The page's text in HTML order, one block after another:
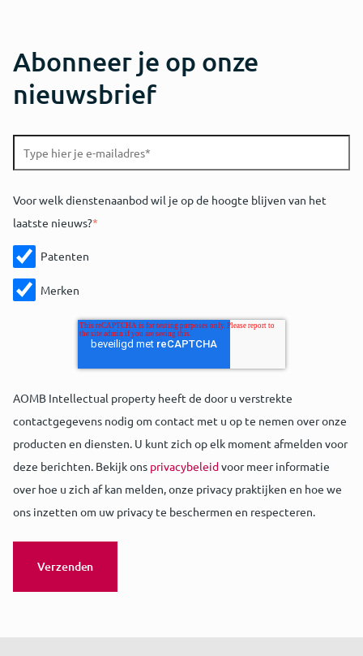
Abonneer je op onze
nieuwsbrief
Voor welk dienstenaanbod wil je op de hoogte blijven van het
laatste nieuws?*
Patenten
Merken
AOMB Intellectual property heeft de door u verstrekte
contactgegevens nodig om contact met u op te nemen over onze
producten en diensten. U kunt zich op elk moment afmelden voor
deze berichten. Bekijk ons privacybeleidvoor meer informatie
over hoe u zich af kan melden, onze privacy praktijken en hoe we
ons inzetten om uw privacy te beschermen en respecteren.